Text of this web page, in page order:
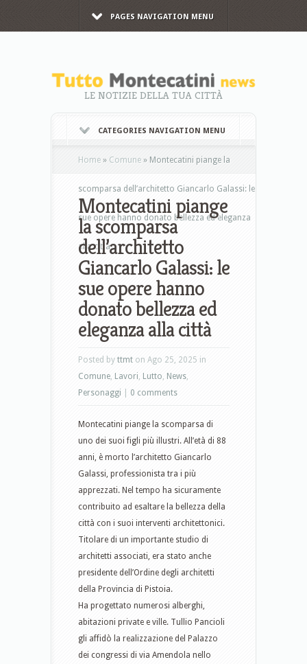
PAGES NAVIGATION MENU
LE NOTIZIE DELLA TUA CITTÀ
CATEGORIES NAVIGATION MENU
Home » Comune » Montecatini piange la
scomparsa dell’architetto Giancarlo Galassi: le
sue opere hanno donato bellezza ed eleganza
alla città
Montecatini piange
la scomparsa
dell’architetto
Giancarlo Galassi: le
sue opere hanno
donato bellezza ed
eleganza alla città
Posted by ttmt on Ago 25, 2025 in
Comune, Lavori, Lutto, News,
Personaggi
0 comments
Montecatini piange la scomparsa di
uno dei suoi figli più illustri. All’età di 88
anni, è morto l’architetto Giancarlo
Galassi, professionista tra i più
apprezzati. Nel tempo ha sicuramente
contribuito ad esaltare la bellezza della
città con i suoi interventi architettonici.
Titolare di un importante studio di
architetti associati, era stato anche
presidente dell’Ordine degli architetti
della Provincia di Pistoia.
Ha progettato numerosi alberghi,
abitazioni private e ville. Tullio Pancioli
gli affidò la realizzazione del Palazzo
dei congressi di via Amendola nello